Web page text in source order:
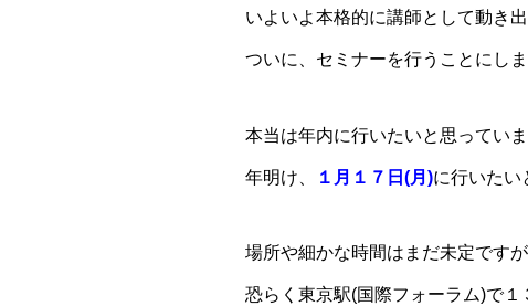
いよいよ本格的に講師として動き出
ついに、セミナーを行うことにし
本当は年内に行いたいと思ってい
年明け、 １月１７日(月)に行いたい
場所や細かな時間はまだ未定ですが
恐らく東京駅(国際フォーラム)で１